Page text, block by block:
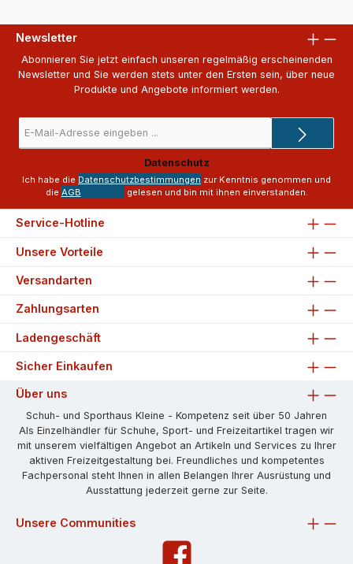
Newsletter
Abonnieren Sie jetzt einfach unseren regelmäßig erscheinenden
Newsletter und Sie werden stets unter den Ersten sein, über neue
Produkte und Angebote informiert werden.
Mail-
Adresse
*
Datenschutz
Ich habe die Datenschutzbestimmungen zur Kenntnis genommen und
die AGB gelesen und bin mit ihnen einverstanden.
Service-Hotline
Unsere Vorteile
Versandarten
Zahlungsarten
Ladengeschäft
Sicher Einkaufen
Über uns
Schuh- und Sporthaus Kleine - Kompetenz seit über 50 Jahren
Als Einzelhändler für Schuhe, Sport- und Freizeitartikel tragen wir
mit unserem vielfältigen Angebot an Artikeln und Services zu Ihrer
aktiven Freizeitgestaltung bei. Freundliches und kompetentes
Fachpersonal steht Ihnen in allen Belangen Ihrer Ausrüstung und
Ausstattung jederzeit gerne zur Seite.
Unsere Communities